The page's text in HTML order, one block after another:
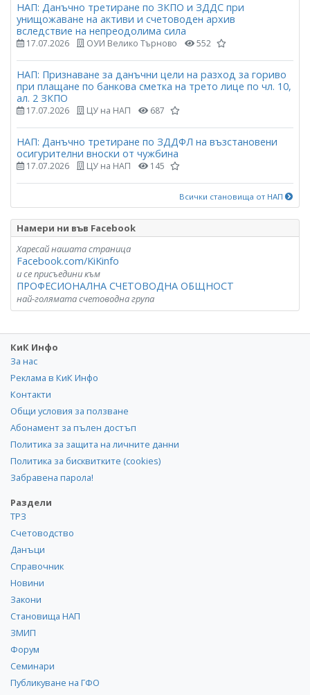
НАП: Данъчно третиране по ЗКПО и ЗДДС при
унищожаване на активи и счетоводен архив
вследствие на непреодолима сила
17.07.2026 ОУИ Велико Търново 552
НАП: Признаване за данъчни цели на разход за гориво
при плащане по банкова сметка на трето лице по чл. 10,
ал. 2 ЗКПО
17.07.2026 ЦУ на НАП 687
НАП: Данъчно третиране по ЗДДФЛ на възстановени
осигурителни вноски от чужбина
17.07.2026 ЦУ на НАП 145
Всички становища от НАП
Намери ни във Facebook
Харесай нашата страница
Facebook.com/KiKinfo
и се присъедини към
ПРОФЕСИОНАЛНА СЧЕТОВОДНА ОБЩНОСТ
най-голямата счетоводна група
КиК Инфо
За нас
Реклама в КиК Инфо
Контакти
Общи условия за ползване
Абонамент за пълен достъп
Политика за защита на личните данни
Политика за бисквитките (cookies)
Забравена парола!
Раздели
ТРЗ
Счетоводство
Данъци
Справочник
Новини
Закони
Становища НАП
ЗМИП
Форум
Семинари
Публикуване на ГФО